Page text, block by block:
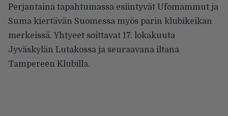
Perjantaina tapahtumassa esiintyvät Ufomammut ja
Suma kiertävän Suomessa myös parin klubikeikan
merkeissä. Yhtyeet soittavat 17. lokakuuta
Jyväskylän Lutakossa ja seuraavana iltana
Tampereen Klubilla.